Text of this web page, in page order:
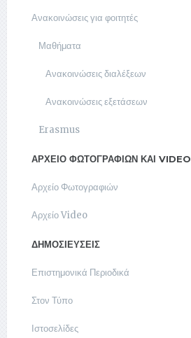
Ανακοινώσεις για φοιτητές
Μαθήματα
Ανακοινώσεις διαλέξεων
Ανακοινώσεις εξετάσεων
Erasmus
ΑΡΧΕΊΟ ΦΩΤΟΓΡΑΦΙΏΝ ΚΑΙ VIDEO
Αρχείο Φωτογραφιών
Αρχείο Video
ΔΗΜΟΣΙΕΥΣΕΙΣ
Επιστημονικά Περιοδικά
Στον Τύπο
Ιστοσελίδες